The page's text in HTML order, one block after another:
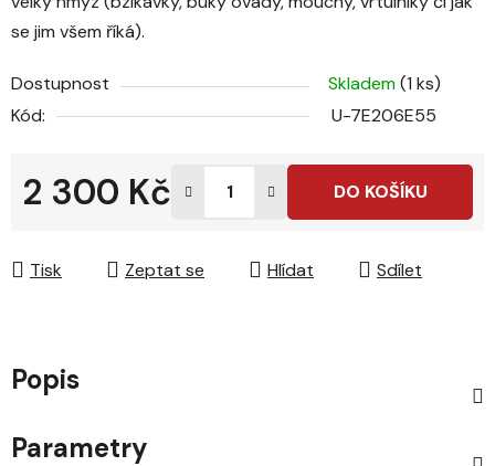
se jim všem říká).
Dostupnost Skladem(1 ks)
Kód:
U-7E206E55
2 300 Kč DO KOŠÍKU
Tisk Zeptat se Hlídat Sdílet
Popis
Parametry